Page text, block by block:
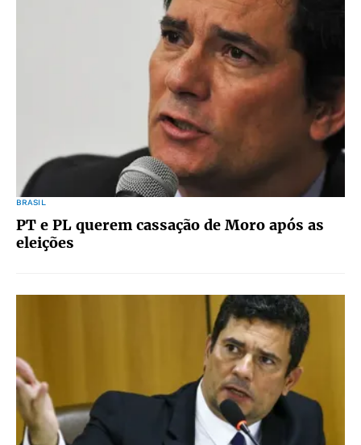
BRASIL
PT e PL querem cassação de Moro após as
eleições